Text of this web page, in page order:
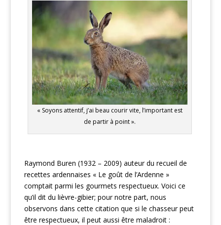
« Soyons attentif, j’ai beau courir vite, l’important est
de partir à point ».
Raymond Buren (1932 – 2009) auteur du recueil de
recettes ardennaises « Le goût de l’Ardenne »
comptait parmi les gourmets respectueux. Voici ce
qu’il dit du lièvre-gibier; pour notre part, nous
observons dans cette citation que si le chasseur peut
être respectueux, il peut aussi être maladroit :